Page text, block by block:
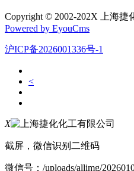
Copyright © 2002-202X 上海
Powered by EyouCms
沪ICP备2026001336号-1
<
X
截屏，微信识别二维码
微信号： /uploads/allimg/